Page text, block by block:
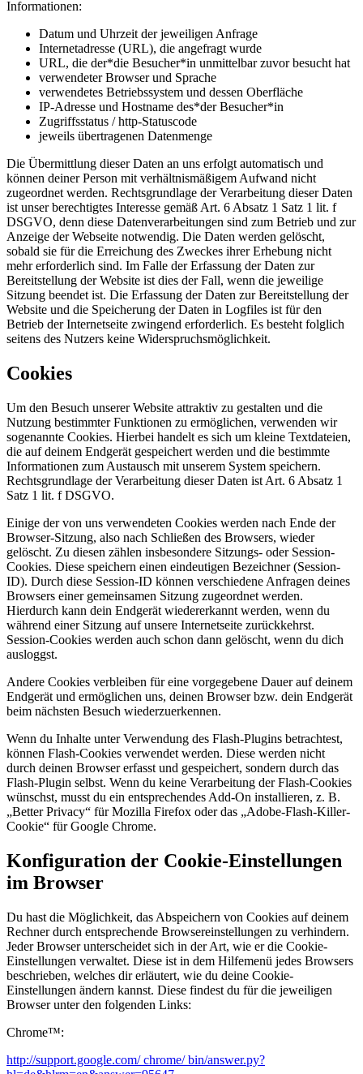
Informationen:
Datum und Uhrzeit der jeweiligen Anfrage
Internetadresse (URL), die angefragt wurde
URL, die der*die Besucher*in unmittelbar zuvor besucht hat
verwendeter Browser und Sprache
verwendetes Betriebssystem und dessen Oberfläche
IP-Adresse und Hostname des*der Besucher*in
Zugriffsstatus / http-Statuscode
jeweils übertragenen Datenmenge
Die Übermittlung dieser Daten an uns erfolgt automatisch und
können deiner Person mit verhältnismäßigem Aufwand nicht
zugeordnet werden. Rechtsgrundlage der Verarbeitung dieser Daten
ist unser berechtigtes Interesse gemäß Art. 6 Absatz 1 Satz 1 lit. f
DSGVO, denn diese Datenverarbeitungen sind zum Betrieb und zur
Anzeige der Webseite notwendig. Die Daten werden gelöscht,
sobald sie für die Erreichung des Zweckes ihrer Erhebung nicht
mehr erforderlich sind. Im Falle der Erfassung der Daten zur
Bereitstellung der Website ist dies der Fall, wenn die jeweilige
Sitzung beendet ist. Die Erfassung der Daten zur Bereitstellung der
Website und die Speicherung der Daten in Logfiles ist für den
Betrieb der Internetseite zwingend erforderlich. Es besteht folglich
seitens des Nutzers keine Widerspruchsmöglichkeit.
Cookies
Um den Besuch unserer Website attraktiv zu gestalten und die
Nutzung bestimmter Funktionen zu ermöglichen, verwenden wir
sogenannte Cookies. Hierbei handelt es sich um kleine Textdateien,
die auf deinem Endgerät gespeichert werden und die bestimmte
Informationen zum Austausch mit unserem System speichern.
Rechtsgrundlage der Verarbeitung dieser Daten ist Art. 6 Absatz 1
Satz 1 lit. f DSGVO.
Einige der von uns verwendeten Cookies werden nach Ende der
Browser-Sitzung, also nach Schließen des Browsers, wieder
gelöscht. Zu diesen zählen insbesondere Sitzungs- oder Session-
Cookies. Diese speichern einen eindeutigen Bezeichner (Session-
ID). Durch diese Session-ID können verschiedene Anfragen deines
Browsers einer gemeinsamen Sitzung zugeordnet werden.
Hierdurch kann dein Endgerät wiedererkannt werden, wenn du
während einer Sitzung auf unsere Internetseite zurückkehrst.
Session-Cookies werden auch schon dann gelöscht, wenn du dich
ausloggst.
Andere Cookies verbleiben für eine vorgegebene Dauer auf deinem
Endgerät und ermöglichen uns, deinen Browser bzw. dein Endgerät
beim nächsten Besuch wiederzuerkennen.
Wenn du Inhalte unter Verwendung des Flash-Plugins betrachtest,
können Flash-Cookies verwendet werden. Diese werden nicht
durch deinen Browser erfasst und gespeichert, sondern durch das
Flash-Plugin selbst. Wenn du keine Verarbeitung der Flash-Cookies
wünschst, musst du ein entsprechendes Add-On installieren, z. B.
„Better Privacy“ für Mozilla Firefox oder das „Adobe-Flash-Killer-
Cookie“ für Google Chrome.
Konfiguration der Cookie-Einstellungen
im Browser
Du hast die Möglichkeit, das Abspeichern von Cookies auf deinem
Rechner durch entsprechende Browsereinstellungen zu verhindern.
Jeder Browser unterscheidet sich in der Art, wie er die Cookie-
Einstellungen verwaltet. Diese ist in dem Hilfemenü jedes Browsers
beschrieben, welches dir erläutert, wie du deine Cookie-
Einstellungen ändern kannst. Diese findest du für die jeweiligen
Browser unter den folgenden Links:
Chrome™:
http://support.google.com/ chrome/ bin/answer.py?